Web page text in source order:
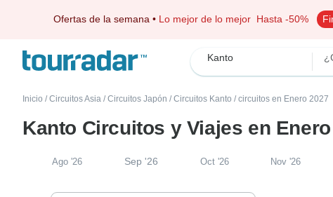
Ofertas de la semana • Lo mejor de lo mejor Hasta -50%
Kanto
Inicio / Circuitos Asia / Circuitos Japón / Circuitos Kanto / circuitos en Enero 2027
Kanto Circuitos y Viajes en
Ago '26 Sep '26 Oct '26 Nov '26